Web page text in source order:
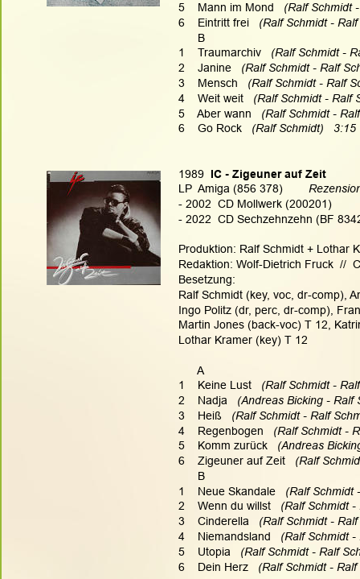
5    Mann im Mond
(Ralf Schmidt
6    Eintritt frei (Ralf Schmidt -
      B
1    Traumarchiv (Ralf Schmidt -
2    Janine (Ralf Schmidt - Ralf
3    Mensch (Ralf Schmidt - Ralf
4    Weit weit (Ralf Schmidt - Ralf
5    Aber wann (Ralf Schmidt -
6    Go Rock
(Ralf Schmidt)   3:15
1989
  IC - Zigeuner auf Zeit
LP  Amiga (856 378)
- 2002  CD Mollwerk (200201)
- 2022  CD Sechzehnzehn (BF
Produktion: Ralf Schmidt + Lothar
Redaktion: Wolf-Dietrich Fruck  //
Besetzung:
Ralf Schmidt (key, voc, dr-comp),
Ingo Politz (dr, perc, dr-comp),
Martin Jones (back-voc) T 12,
Lothar Kramer (key) T 12
      A
1    Keine Lust (Ralf Schmidt -
2    Nadja (Andreas Bicking - Ralf
3    Heiß (Ralf Schmidt - Ralf
4    Regenbogen (Ralf Schmidt -
5    Komm zurück (Andreas
6    Zigeuner auf Zeit (Ralf
      B
1    Neue Skandale (Ralf Schmidt
2    Wenn du willst (Ralf Schmidt
3    Cinderella (Ralf Schmidt -
4    Niemandsland (Ralf Schmidt
5    Utopia (Ralf Schmidt - Ralf
6    Dein Herz (Ralf Schmidt -